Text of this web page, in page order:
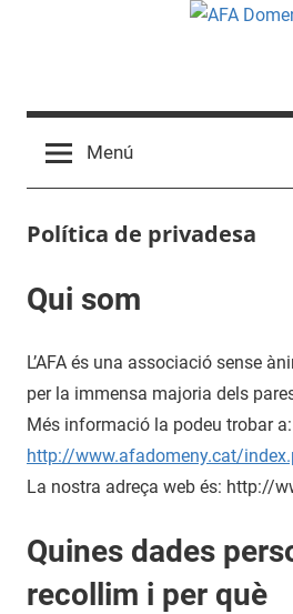
AFA
Domeny
Menú
Política de privadesa
Qui som
L’AFA és una associació sense
per la immensa majoria dels
Més informació la podeu trobar a:
http://www.afadomeny.cat/
La nostra adreça web és: http://
Quines dades
recollim i per què